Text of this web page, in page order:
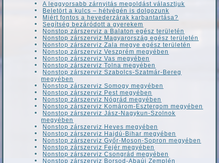
A leggyorsabb zárnyitás megoldást választjuk
Beletört a kulcs – hétvégén is dolgozunk
Miért fontos a hevederzárak karbantartása?
Segítség bezáródott a gyerekem
Nonstop zárszerviz a Balaton egész területén
Nonstop zárszerviz Magyarország egész területén
Nonstop zárszerviz Zala megye egész területén
Nonstop zárszerviz Veszprém megyében
Nonstop zárszerviz Vas megyében
Nonstop zárszerviz Tolna megyében
Nonstop zárszerviz Szabolcs-Szatmár-Bereg
megyében
Nonstop zárszerviz Somogy megyében
Nonstop zárszerviz Pest megyében
Nonstop zárszerviz Nógrád megyében
Nonstop zárszerviz Komárom-Esztergom megyében
Nonstop zárszerviz Jász-Nagykun-Szolnok
megyében
Nonstop zárszerviz Heves megyében
Nonstop zárszerviz Hajdú-Bihar megyében
Nonstop zárszerviz Győr-Moson-Sopron megyében
Nonstop zárszerviz Fejér megyében
Nonstop zárszerviz Csongrád megyében
Nonstop zárszerviz Borsod-Abaúj Zemplén